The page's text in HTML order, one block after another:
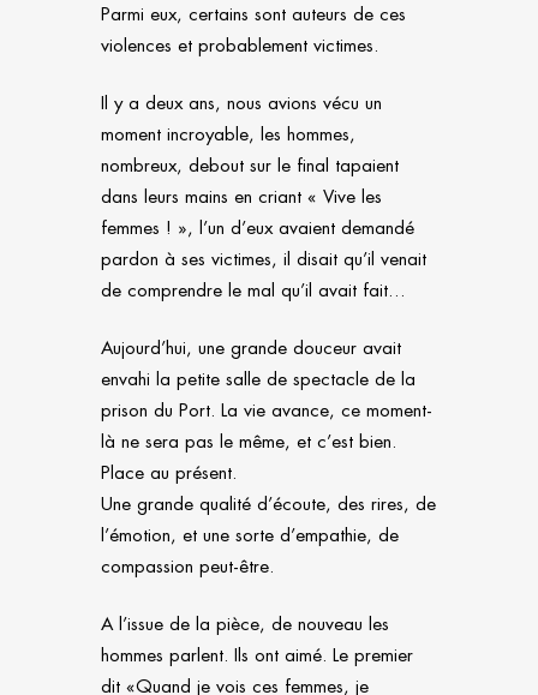
Parmi eux, certains sont auteurs de ces
violences et probablement victimes.
Il y a deux ans, nous avions vécu un
moment incroyable, les hommes,
nombreux, debout sur le final tapaient
dans leurs mains en criant « Vive les
femmes ! », l’un d’eux avaient demandé
pardon à ses victimes, il disait qu’il venait
de comprendre le mal qu’il avait fait…
Aujourd’hui, une grande douceur avait
envahi la petite salle de spectacle de la
prison du Port. La vie avance, ce moment-
là ne sera pas le même, et c’est bien.
Place au présent.
Une grande qualité d’écoute, des rires, de
l’émotion, et une sorte d’empathie, de
compassion peut-être.
A l’issue de la pièce, de nouveau les
hommes parlent. Ils ont aimé. Le premier
dit «Quand je vois ces femmes, je